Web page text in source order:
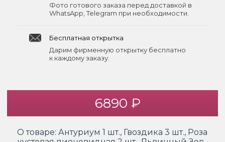
Фото готового заказа перед доставкой в
WhatsApp, Telegram при необходимости.
Бесплатная открытка
Дарим фирменную открытку бесплатно
к каждому заказу.
6890 ₽
О товаре: Антуриум 1 шт., Гвоздика 3 шт., Роза